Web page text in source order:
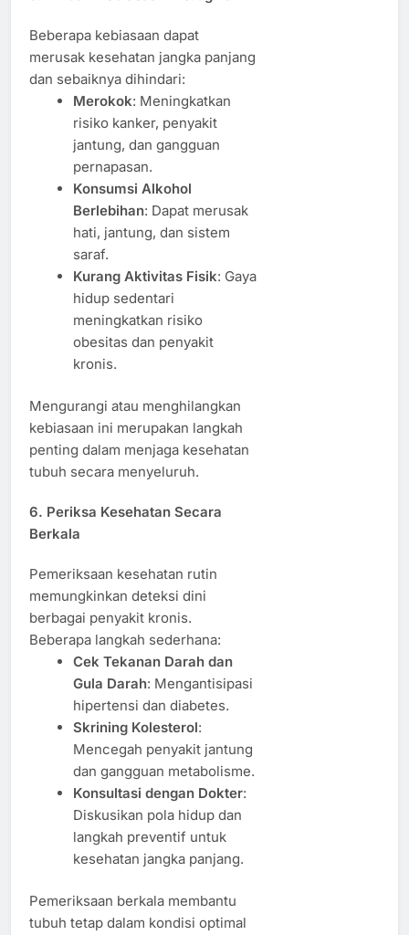
Beberapa kebiasaan dapat
merusak kesehatan jangka panjang
dan sebaiknya dihindari:
Merokok: Meningkatkan
risiko kanker, penyakit
jantung, dan gangguan
pernapasan.
Konsumsi Alkohol
Berlebihan: Dapat merusak
hati, jantung, dan sistem
saraf.
Kurang Aktivitas Fisik: Gaya
hidup sedentari
meningkatkan risiko
obesitas dan penyakit
kronis.
Mengurangi atau menghilangkan
kebiasaan ini merupakan langkah
penting dalam menjaga kesehatan
tubuh secara menyeluruh.
6. Periksa Kesehatan Secara
Berkala
Pemeriksaan kesehatan rutin
memungkinkan deteksi dini
berbagai penyakit kronis.
Beberapa langkah sederhana:
Cek Tekanan Darah dan
Gula Darah: Mengantisipasi
hipertensi dan diabetes.
Skrining Kolesterol:
Mencegah penyakit jantung
dan gangguan metabolisme.
Konsultasi dengan Dokter:
Diskusikan pola hidup dan
langkah preventif untuk
kesehatan jangka panjang.
Pemeriksaan berkala membantu
tubuh tetap dalam kondisi optimal